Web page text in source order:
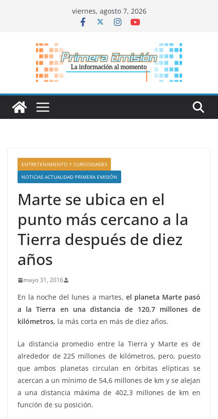
viernes, agosto 7, 2026
ENTRETENIMIENTO Y CURIOSIDADES
NOTICIAS ACTUALIDAD PRIMERA EMISIÓN
Marte se ubica en el
punto más cercano a la
Tierra después de diez
años
mayo 31, 2016
En la noche del lunes a martes, el planeta Marte pasó
a la Tierra en una distancia de 120,7 millones de
kilómetros, la más corta en más de diez años.
La distancia promedio entre la Tierra y Marte es de
alrededor de 225 millones de kilómetros, pero, puesto
que ambos planetas circulan en órbitas elípticas se
acercan a un mínimo de 54,6 millones de km y se alejan
a una distancia máxima de 402,3 millones de km en
función de su posición.